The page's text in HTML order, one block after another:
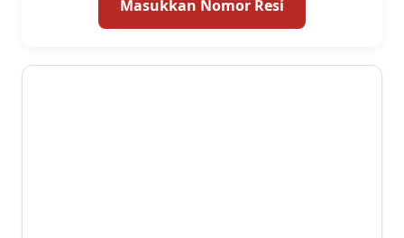
Masukkan Nomor Resi